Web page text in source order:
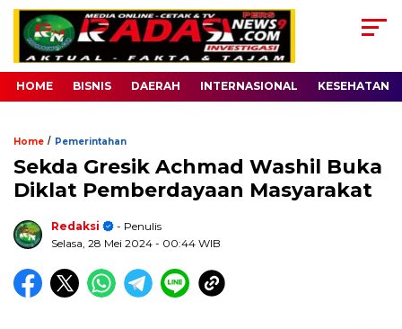
HOME BISNIS DAERAH INTERNASIONAL KESEHATAN
Home / Pemerintahan
Sekda Gresik Achmad Washil Buka
Diklat Pemberdayaan Masyarakat
Redaksi
- Penulis
Selasa, 28 Mei 2024 - 00:44 WIB